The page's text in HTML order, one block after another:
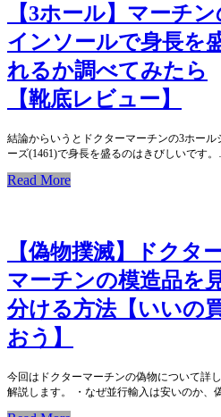
【3ホール】マーチン
インソールで身長を
れるか調べてみたら
【靴底レビュー】
結論からいうとドクターマーチンの3ホール
ーズ(1461)で身長を盛るのはきびしいです
Read More
【偽物撲滅】ドクタ
マーチンの模造品を
分ける方法【いいの
おう】
今回はドクターマーチンの偽物について詳し
解説します。 ・なぜ並行輸入は安いのか、